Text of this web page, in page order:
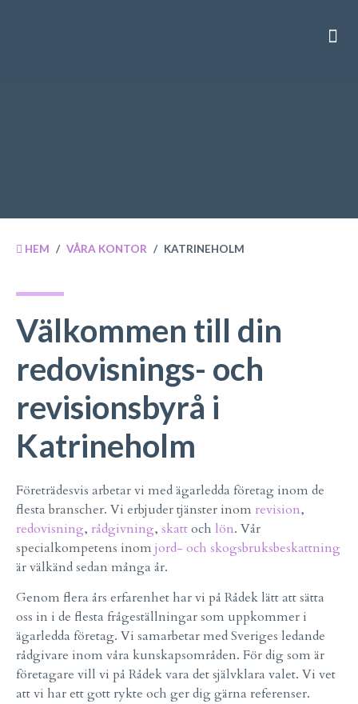
HEM / VÅRA KONTOR / KATRINEHOLM
Välkommen till din
redovisnings- och
revisionsbyrå i
Katrineholm
Företrädesvis arbetar vi med ägarledda företag inom de
flesta branscher. Vi erbjuder tjänster inom revision,
redovisning, rådgivning, skattoch lön. Vår
specialkompetens inom jord- och skogsbruksbeskattning
är välkänd sedan många år.
Genom flera års erfarenhet har vi på Rådek lätt att sätta
oss in i de flesta frågeställningar som uppkommer i
ägarledda företag. Vi samarbetar med Sveriges ledande
rådgivare inom våra kunskapsområden. För dig som är
företagare vill vi på Rådek vara det självklara valet. Vi vet
att vi har ett gott rykte och ger dig gärna referenser.